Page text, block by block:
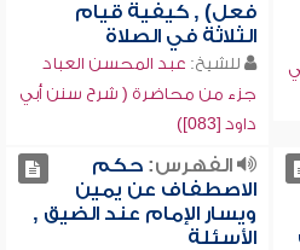
فعل) , كيفية قيام
الثلاثة في الصلاة
للشيخ: عبد المحسن العباد
جزء من محاضرة ( شرح سنن أبي
داود [083])
الفهرس:حكم
الاصطفاف عن يمين
ويسار الإمام عند الضيق ,
الأسئلة